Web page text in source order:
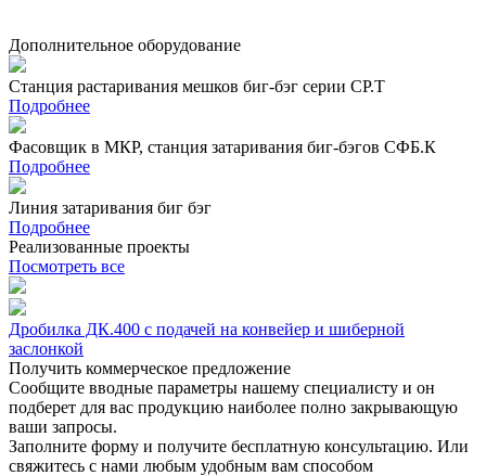
Дополнительное оборудование
Станция растаривания мешков биг-бэг серии СР.Т
Подробнее
Фасовщик в МКР, станция затаривания биг-бэгов СФБ.К
Подробнее
Линия затаривания биг бэг
Подробнее
Реализованные проекты
Посмотреть все
Дробилка ДК.400 с подачей на конвейер и шиберной
заслонкой
Получить коммерческое предложение
Сообщите вводные параметры нашему специалисту и он
подберет для вас продукцию наиболее полно закрывающую
ваши запросы.
Заполните форму и получите бесплатную консультацию. Или
свяжитесь с нами любым удобным вам способом